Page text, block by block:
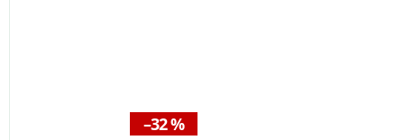
–32 %